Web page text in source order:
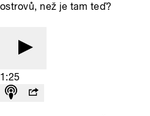
ostrovů, než je tam teď?
1:25